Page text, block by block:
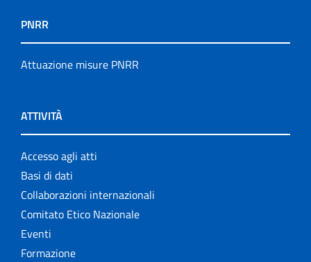
PNRR
Attuazione misure PNRR
ATTIVITÀ
Accesso agli atti
Basi di dati
Collaborazioni internazionali
Comitato Etico Nazionale
Eventi
Formazione